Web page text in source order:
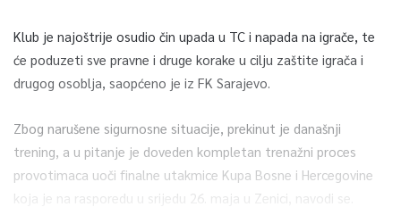
Klub je najoštrije osudio čin upada u TC i napada na igrače, te
će poduzeti sve pravne i druge korake u cilju zaštite igrača i
drugog osoblja, saopćeno je iz FK Sarajevo.
Zbog narušene sigurnosne situacije, prekinut je današnji
trening, a u pitanje je doveden kompletan trenažni proces
provotimaca uoči finalne utakmice Kupa Bosne i Hercegovine
koja je na rasporedu u srijedu 26. maja u Zenici, navodi se.